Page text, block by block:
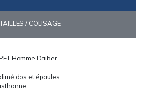
TAILLES / COLISAGE
Homme Daiber
dos et épaules